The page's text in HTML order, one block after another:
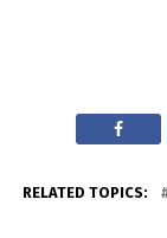
RELATED TOPICS: